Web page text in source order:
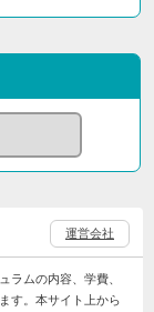
運営会社
ラムの内容、学費、
す。本サイト上から